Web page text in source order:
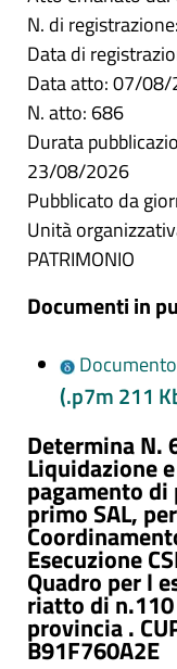
N. di
Data di
Data atto: 07/
N. atto: 686
Durata
23/08/2026
Pubblicato da
Unità
PATRIMONIO
Documenti in
(.p7m 211
Determina N.
Liquidazione
pagamento
primo SAL,
Esecuzione
Quadro per l
riatto di n.110
provincia .
B91F760A2E